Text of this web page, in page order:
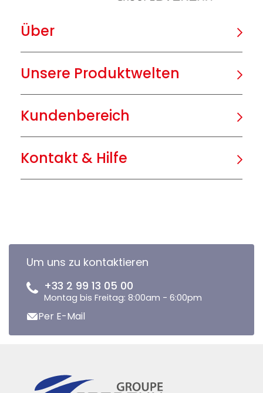
Über
Unsere Produktwelten
Kundenbereich
Kontakt & Hilfe
Um uns zu kontaktieren
+33 2 99 13 05 00
Montag bis Freitag: 8:00am - 6:00pm
Per E-Mail